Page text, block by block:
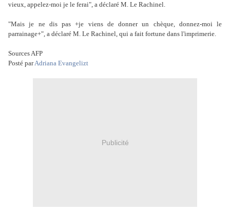
vieux, appelez-moi je le ferai", a déclaré M. Le Rachinel.
"Mais je ne dis pas +je viens de donner un chèque, donnez-moi le
parrainage+", a déclaré M. Le Rachinel, qui a fait fortune dans l'imprimerie.
Sources AFP
Posté parAdriana Evangelizt
Publicité